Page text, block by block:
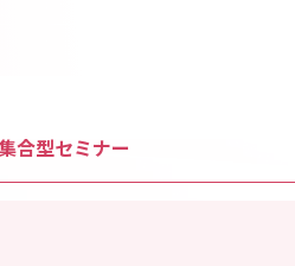
合型セミナー